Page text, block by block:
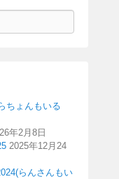
ちょんもいる
年2月8日
2025年12月24
らんさんもい